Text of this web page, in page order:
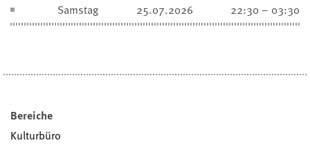
Samstag
25.07.2026 22:30 – 03:30
Bereiche
Kulturbüro